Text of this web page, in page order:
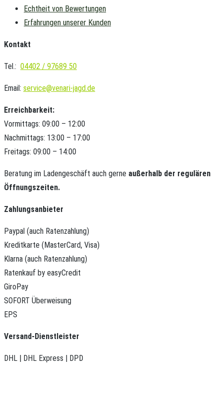
Echtheit von Bewertungen
Erfahrungen unserer Kunden
Kontakt
Tel.: 04402 / 97689 50
Email: service@venari-jagd.de
Erreichbarkeit:
Vormittags: 09:00 – 12:00
Nachmittags: 13:00 – 17:00
Freitags: 09:00 – 14:00
Beratung im Ladengeschäft auch gerne außerhalb der regulären
Öffnungszeiten.
Zahlungsanbieter
Paypal (auch Ratenzahlung)
Kreditkarte (MasterCard, Visa)
Klarna (auch Ratenzahlung)
Ratenkauf by easyCredit
GiroPay
SOFORT Überweisung
EPS
Versand-Dienstleister
DHL | DHL Express | DPD